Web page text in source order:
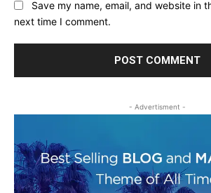
Save my name, email, and website in
next time I comment.
- Advertisment -